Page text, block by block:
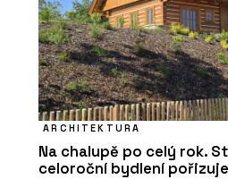
ARCHITEKTURA
Na chalupě po celý rok.
celoroční bydlení